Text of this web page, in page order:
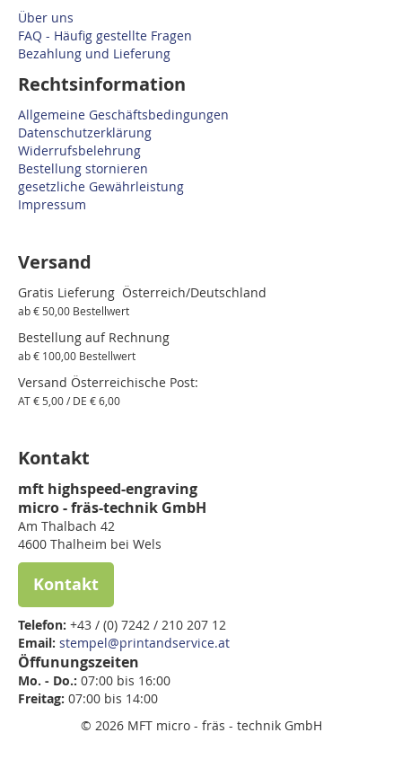
Über uns
FAQ - Häufig gestellte Fragen
Bezahlung und Lieferung
Rechtsinformation
Allgemeine Geschäftsbedingungen
Datenschutzerklärung
Widerrufsbelehrung
Bestellung stornieren
gesetzliche Gewährleistung
Impressum
Versand
Gratis Lieferung Österreich/Deutschland
ab € 50,00 Bestellwert
Bestellung auf Rechnung
ab € 100,00 Bestellwert
Versand Österreichische Post:
AT € 5,00 / DE € 6,00
Kontakt
mft highspeed-engraving
micro - fräs-technik GmbH
Am Thalbach 42
4600 Thalheim bei Wels
Kontakt
Telefon: +43 / (0) 7242 / 210 207 12
Email: stempel@printandservice.at
Öffunungszeiten
Mo. - Do.: 07:00 bis 16:00
Freitag: 07:00 bis 14:00
© 2026 MFT micro - fräs - technik GmbH